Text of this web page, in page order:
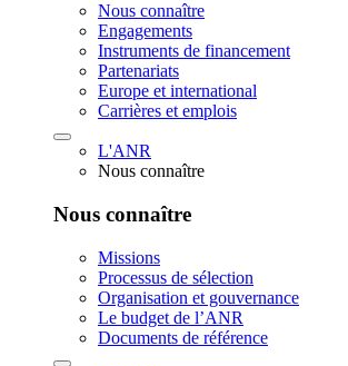
Nous connaître
Engagements
Instruments de financement
Partenariats
Europe et international
Carrières et emplois
L'ANR
Nous connaître
Nous connaître
Missions
Processus de sélection
Organisation et gouvernance
Le budget de l’ANR
Documents de référence